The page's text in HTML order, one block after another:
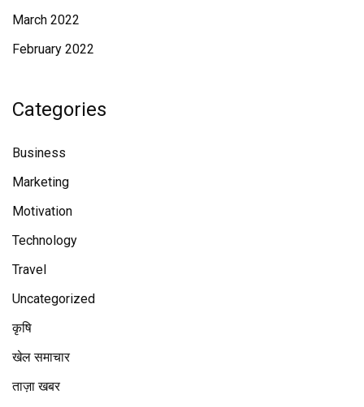
March 2022
February 2022
Categories
Business
Marketing
Motivation
Technology
Travel
Uncategorized
कृषि
खेल समाचार
ताज़ा खबर